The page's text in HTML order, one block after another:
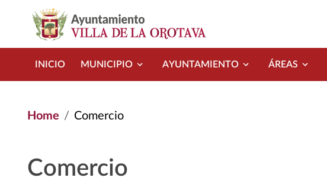
INICIO MUNICIPIO AYUNTAMIENTO ÁREAS
Home Comercio
Comercio